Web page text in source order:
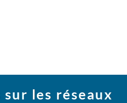
les réseaux